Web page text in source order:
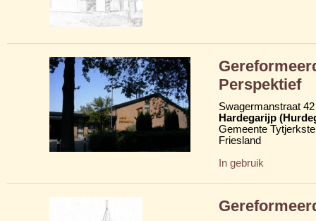
Perspektief
Swagermanstraat 42
Hardegarijp
Gemeente
Friesland
In gebruik